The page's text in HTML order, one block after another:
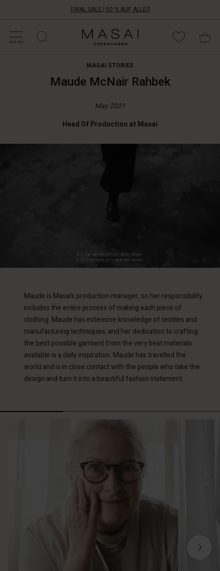
FINAL SALE | 50 % AUF ALLES
MENU
VERANTWORTUNG
Masai
Clothing
MASAI STORIES
Maude McNair Rahbek
May 2021
Head Of Production at Masai
Maude is Masai’s production manager, so her responsibility
includes the entire process of making each piece of
clothing. Maude has extensive knowledge of textiles and
manufacturing techniques, and her dedication to crafting
the best possible garment from the very best materials
available is a daily inspiration. Maude has travelled the
world and is in close contact with the people who take the
design and turn it into a beautiful fashion statement.